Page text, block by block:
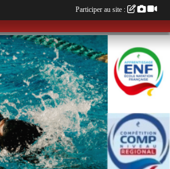
Participer au site :